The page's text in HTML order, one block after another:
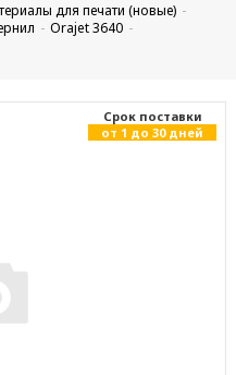
для печати (новые)
Orajet 3640
Cрок поставки
от 1 до 30 дней